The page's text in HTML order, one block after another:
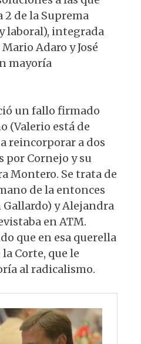
2 de la Suprema
laboral), integrada
Adaro y José
mayoría
un fallo firmado
(Valerio está de
reincorporar a dos
por Cornejo y su
Montero. Se trata de
de la entonces
y Alejandra
en ATM.
que en esa querella
Corte, que le
al radicalismo.